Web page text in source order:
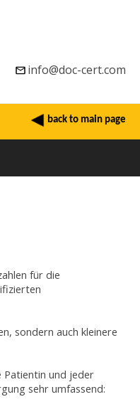
info@doc-cert.com
back to main page
für die
sondern auch kleinere
Patientin und jeder
sehr umfassend: